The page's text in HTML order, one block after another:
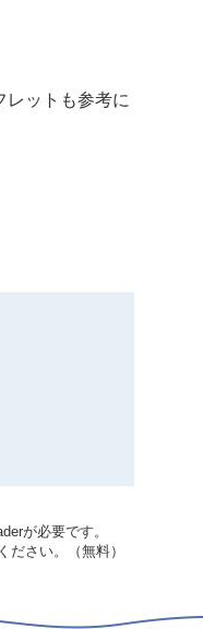
レットも参考に
が必要です。
さい。（無料）